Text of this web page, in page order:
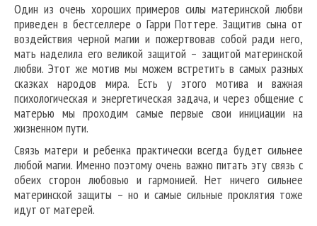
Один из очень хороших примеров силы материнской любви
приведен в бестселлере о Гарри Поттере. Защитив сына от
воздействия черной магии и пожертвовав собой ради него,
мать наделила его великой защитой – защитой материнской
любви. Этот же мотив мы можем встретить в самых разных
сказках народов мира. Есть у этого мотива и важная
психологическая и энергетическая задача, и через общение с
матерью мы проходим самые первые свои инициации на
жизненном пути.
Связь матери и ребенка практически всегда будет сильнее
любой магии. Именно поэтому очень важно питать эту связь с
обеих сторон любовью и гармонией. Нет ничего сильнее
материнской защиты – но и самые сильные проклятия тоже
идут от матерей.